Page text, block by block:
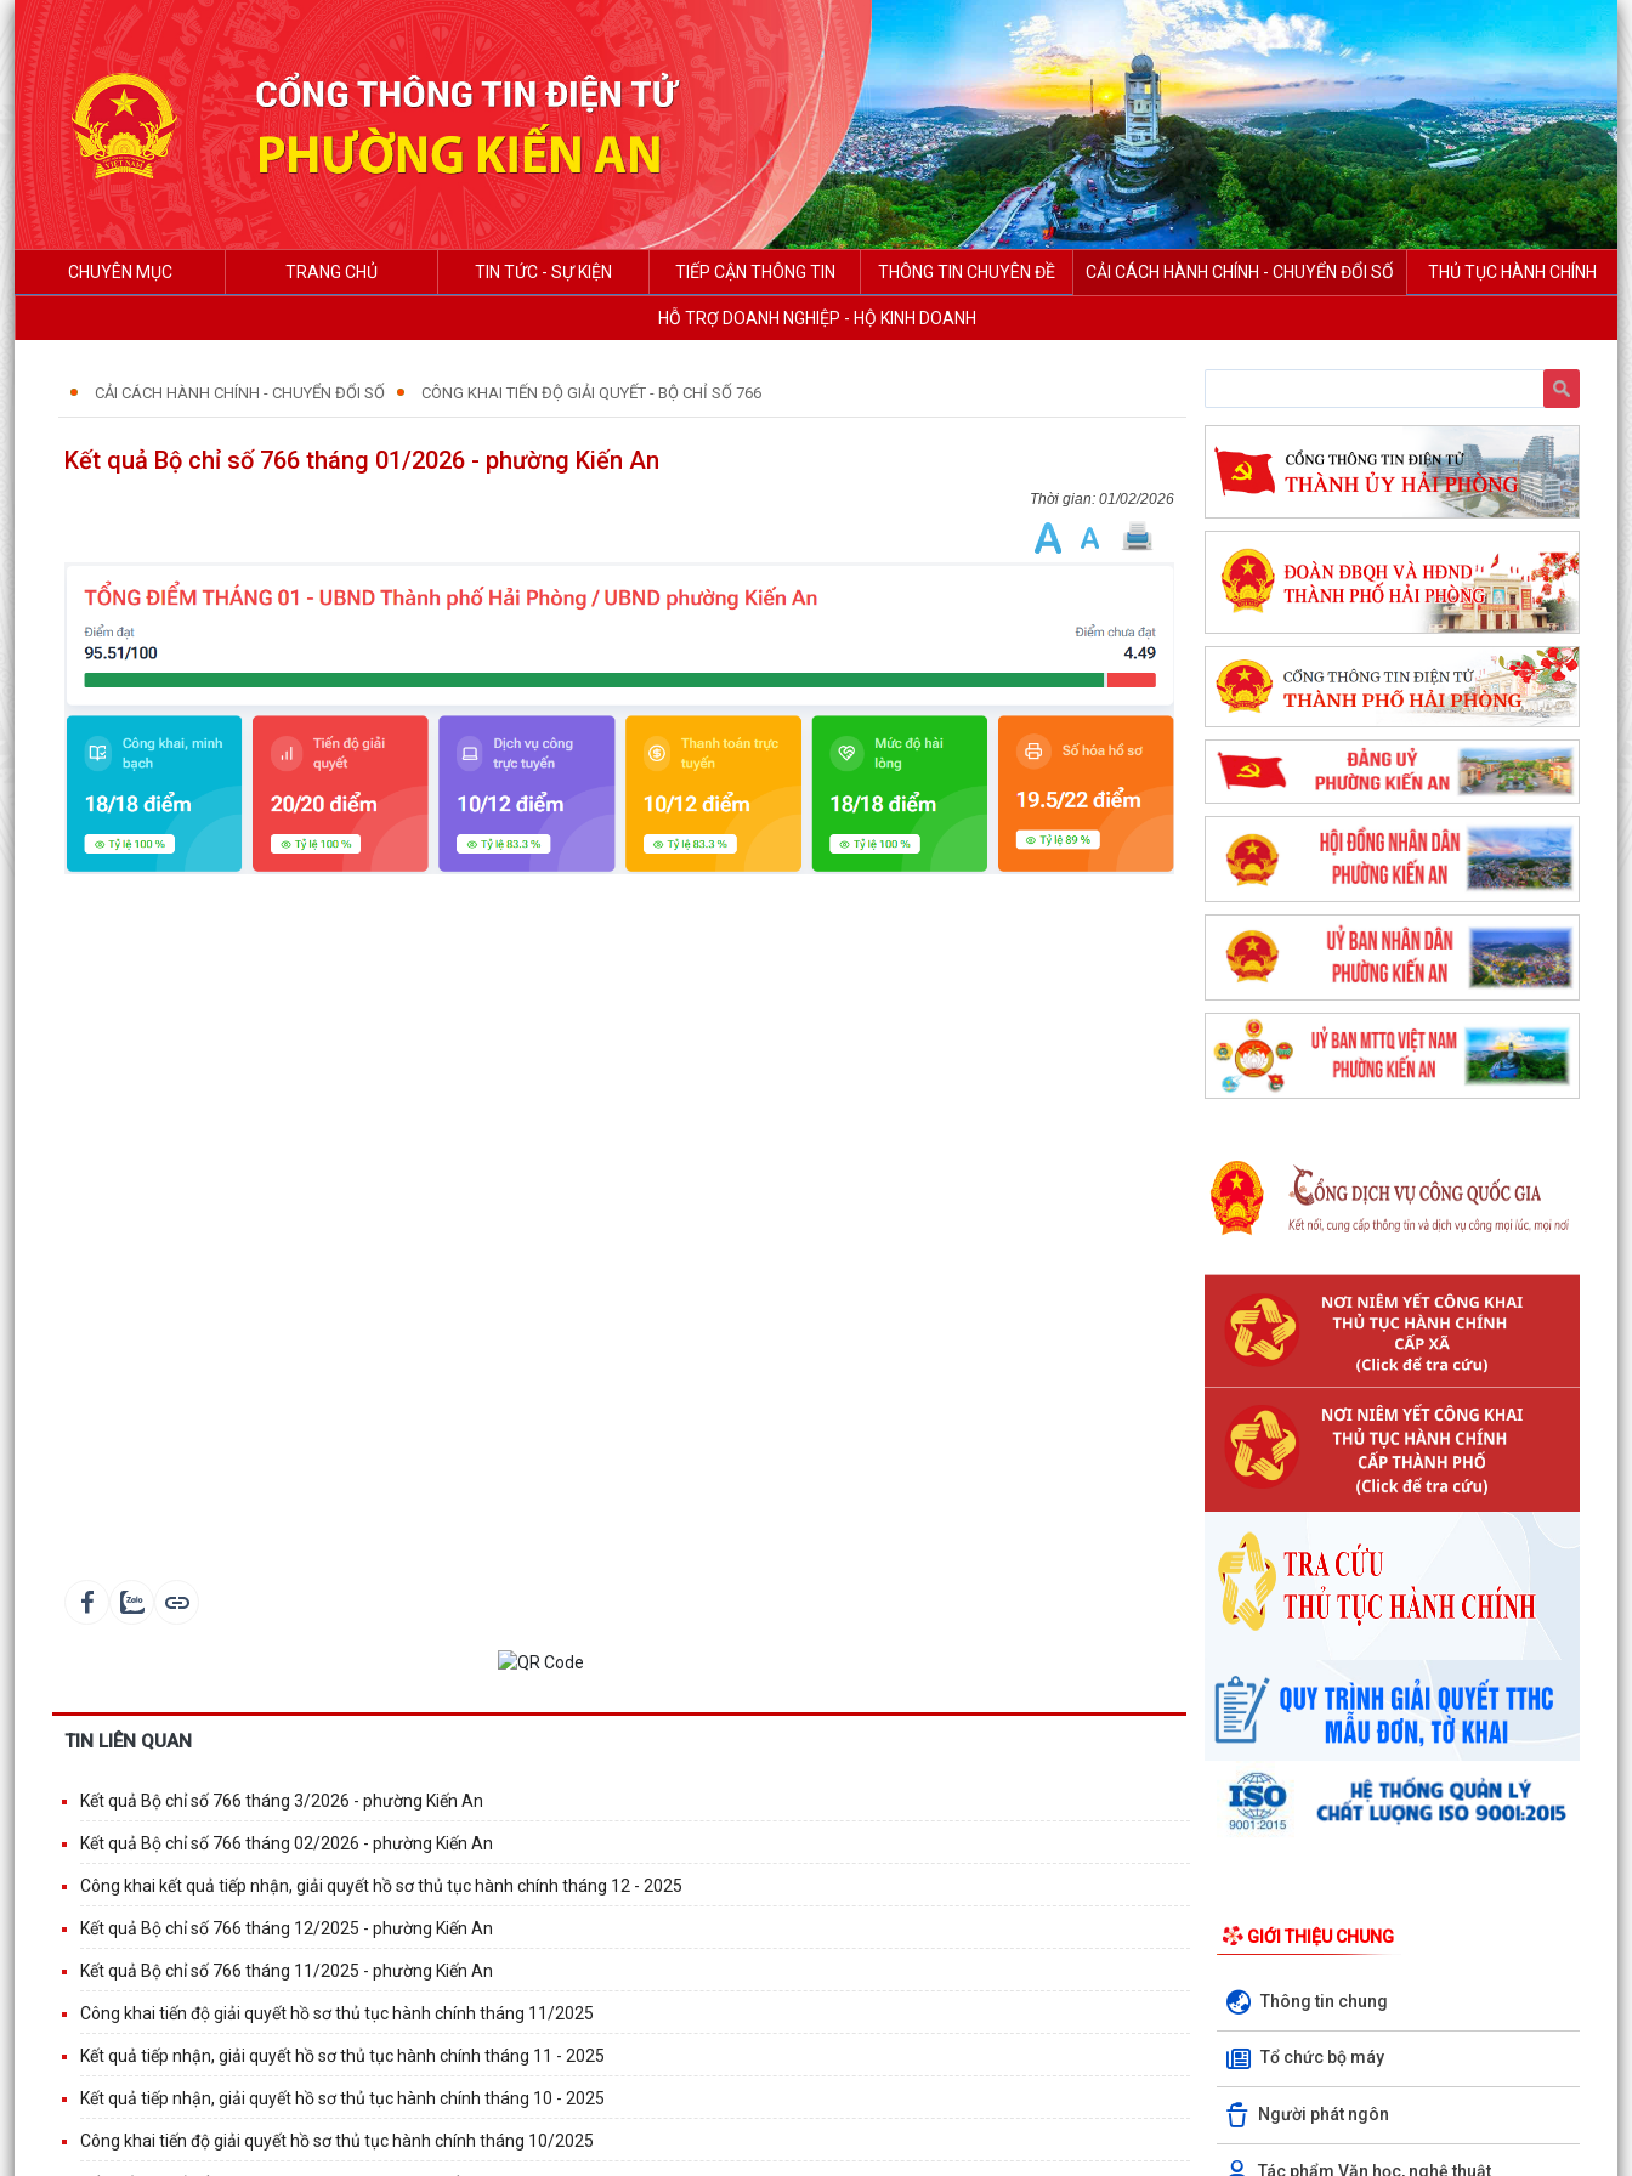
CHUYÊN MỤC TRANG CHỦ TIN TỨC - SỰ KIỆN TIẾP CẬN THÔNG TIN THÔNG TIN CHUYÊN ĐỀ CẢI CÁCH HÀNH CHÍNH - CHUYỂN ĐỔI SỐ THỦ TỤC HÀNH CHÍNH
HỖ TRỢ DOANH NGHIỆP - HỘ KINH DOANH
CẢI CÁCH HÀNH CHÍNH - CHUYỂN ĐỔI SỐ CÔNG KHAI TIẾN ĐỘ GIẢI QUYẾT - BỘ CHỈ SỐ 766
Kết quả Bộ chỉ số 766 tháng 01/2026 - phường Kiến An
01/02/2026
TIN LIÊN QUAN
Kết quả Bộ chỉ số 766 tháng 3/2026 - phường Kiến An
Kết quả Bộ chỉ số 766 tháng 02/2026 - phường Kiến An
Công khai kết quả tiếp nhận, giải quyết hồ sơ thủ tục hành chính tháng 12 - 2025
Kết quả Bộ chỉ số 766 tháng 12/2025 - phường Kiến An
Kết quả Bộ chỉ số 766 tháng 11/2025 - phường Kiến An
Công khai tiến độ giải quyết hồ sơ thủ tục hành chính tháng 11/2025
Kết quả tiếp nhận, giải quyết hồ sơ thủ tục hành chính tháng 11 - 2025
Kết quả tiếp nhận, giải quyết hồ sơ thủ tục hành chính tháng 10 - 2025
Công khai tiến độ giải quyết hồ sơ thủ tục hành chính tháng 10/2025
GIỚI THIỆU CHUNG
Thông tin chung
Tổ chức bộ máy
Người phát ngôn
Tác phẩm Văn học, nghệ thuật
UBND phường triển khai công tác khám sức
khoẻ định kỳ, khám sàng lọc miễn phí cho người
dân trên...
sách xã hội phường Kiến An tổ chức phiên họp
giao...
Đảng viên mới
sau Kỳ họp thường lệ giữa năm 2026 HĐND
thành phố...
Hội nghị tập huấn công tác Đoàn và phong trào
thanh thiếu nhi năm 2026